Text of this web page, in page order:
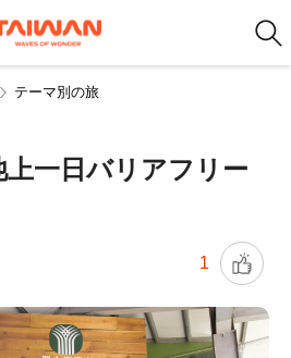
テーマ別の旅
上一日バリアフリー
1